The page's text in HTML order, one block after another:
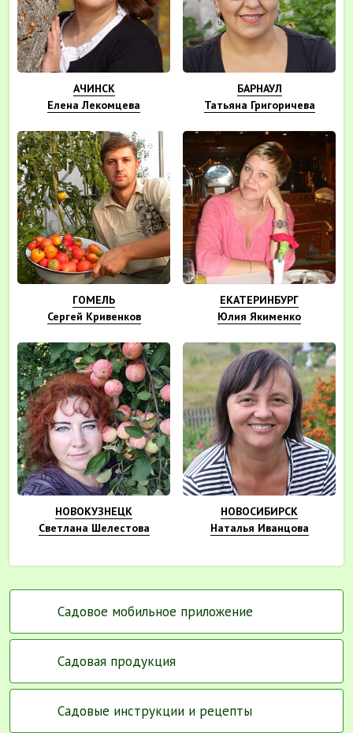
АЧИНСК
Елена Лекомцева
БАРНАУЛ
Татьяна Григоричева
ГОМЕЛЬ
Сергей Кривенков
ЕКАТЕРИНБУРГ
Юлия Якименко
НОВОКУЗНЕЦК
Светлана Шелестова
НОВОСИБИРСК
Наталья Иванцова
Садовое мобильное приложение
Садовая продукция
Садовые инструкции и рецепты